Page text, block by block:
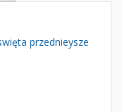
przednieysze